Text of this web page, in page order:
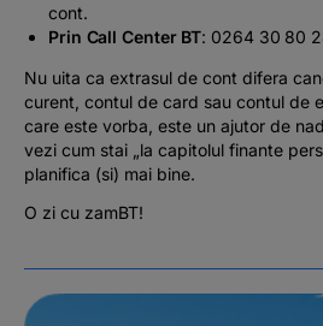
cont.
Prin Call Center BT: 0264 30 80
Nu uita ca extrasul de cont difera
curent, contul de card sau contul de
care este vorba, este un ajutor de
vezi cum stai „la capitolul finante
planifica (si) mai bine.
O zi cu zamBT!